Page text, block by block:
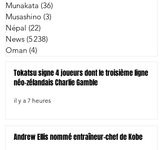
Munakata (36)
Musashino (3)
Népal (22)
News (5 238)
Oman (4)
Tokatsu signe 4 joueurs dont le troisième ligne
néo-zélandais Charlie Gamble
il y a 7 heures
Andrew Ellis nommé entraîneur-chef de Kobe